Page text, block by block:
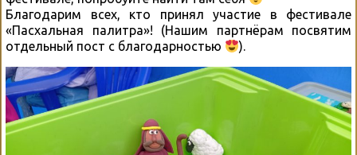
Благодарим всех, кто принял участие в фестивале
«Пасхальная палитра»! (Нашим партнëрам посвятим
отдельный пост с благодарностью
).